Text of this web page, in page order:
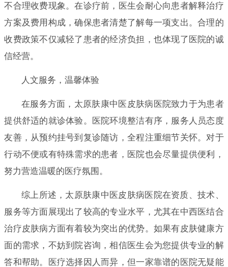
不合理收费现象。在诊疗前，医生会耐心向患者解释治疗
方案及费用构成，确保患者清楚了解每一项支出。合理的
收费政策不仅减轻了患者的经济负担，也体现了医院的诚
信经营。
人文服务，温馨体验
在服务方面，太原肤康中医皮肤病医院致力于为患者
提供舒适的就诊体验。医院环境整洁有序，服务人员态度
友善，从预约挂号到复诊随访，全程注重细节关怀。对于
行动不便或有特殊需求的患者，医院也会尽量提供便利，
努力营造温暖的医疗氛围。
综上所述，太原肤康中医皮肤病医院在资质、技术、
服务等方面展现出了较高的专业水平，尤其在中西医结合
治疗皮肤病方面有着较为突出的优势。如果有皮肤健康方
面的需求，不妨到院咨询，相信医生会为您提供专业的解
答和帮助。医疗选择因人而异，但一家靠谱的医院无疑能